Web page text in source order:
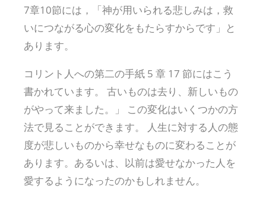
7章10節には，「神が用いられる悲しみは，救
いにつながる心の変化をもたらすからです」と
あります。
コリント人への第二の手紙 5 章 17 節にはこう
書かれています。 古いものは去り、新しいもの
がやって来ました。」 この変化はいくつかの方
法で見ることができます。 人生に対する人の態
度が悲しいものから幸せなものに変わることが
あります。あるいは、以前は愛せなかった人を
愛するようになったのかもしれません。